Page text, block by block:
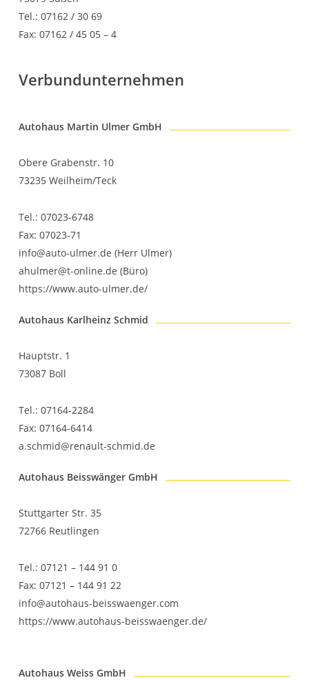
Tel.: 07162 / 30 69
Fax: 07162 / 45 05 – 4
Verbundunternehmen
Autohaus Martin Ulmer GmbH
Obere Grabenstr. 10
73235 Weilheim/Teck
Tel.: 07023-6748
Fax: 07023-71
info@auto-ulmer.de (Herr Ulmer)
ahulmer@t-online.de (Büro)
https://www.auto-ulmer.de/
Autohaus Karlheinz Schmid
Hauptstr. 1
73087 Boll
Tel.: 07164-2284
Fax: 07164-6414
a.schmid@renault-schmid.de
Autohaus Beisswänger GmbH
Stuttgarter Str. 35
72766 Reutlingen
Tel.: 07121 – 144 91 0
Fax: 07121 – 144 91 22
info@autohaus-beisswaenger.com
https://www.autohaus-beisswaenger.de/
Autohaus Weiss GmbH